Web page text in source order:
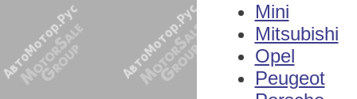
Mini
Mitsubishi
Opel
Peugeot